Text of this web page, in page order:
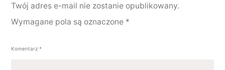
Twój adres e-mail nie zostanie opublikowany.
Wymagane pola są oznaczone *
Komentarz *